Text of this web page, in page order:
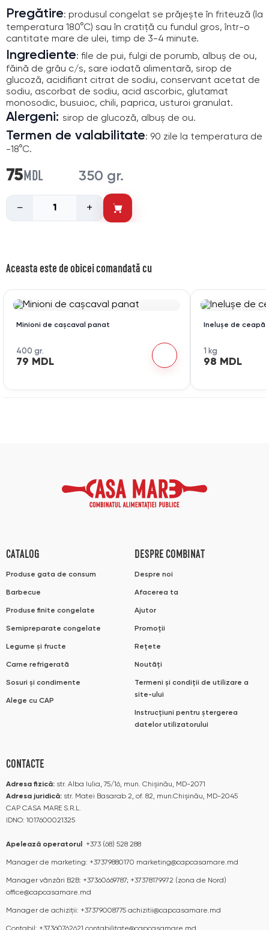
Pregătire: produsul congelat se prăjește în friteuză (la
temperatura 180°C) sau în cratiță cu fundul gros, într-o
cantitate mare de ulei, timp de 3-4 minute.
Ingrediente: file de pui, fulgi de porumb, albuș de ou,
făină de grâu c/s, sare iodată alimentară, sirop de
glucoză, acidifiant citrat de sodiu, conservant acetat de
sodiu, ascorbat de sodiu, acid ascorbic, glutamat
monosodic, busuioc, chili, paprica, usturoi granulat.
Alergeni: sirop de glucoză, albuș de ou.
Termen de valabilitate: 90 zile la temperatura de
-18°C.
75MDL 350 gr.
− +
Aceasta este de obicei comandată cu
Minioni de cașcaval panat
400 gr.
79 MDL
Inelușe de
1 kg
98 MDL
CATALOG
Produse gata de consum
Barbecue
Produse finite congelate
Semipreparate congelate
Legume și fructe
Carne refrigerată
Sosuri și condimente
Alege cu CAP
DESPRE COMBINAT
Despre noi
Afacerea ta
Ajutor
Promoții
Rețete
Noutăți
Termeni și condiții de utilizare a
site-ului
Instrucțiuni pentru ștergerea
datelor utilizatorului
CONTACTE
Adresa fizică: str. Alba Iulia, 75/16, mun. Chișinău, MD-2071
Adresa juridică: str. Matei Basarab 2, of. 82, mun.Chișinău, MD-2045
CAP CASA MARE S.R.L.
IDNO: 1017600021325
Apelează operatorul +373 (68) 528 288
Manager de marketing: +37379880170 marketing@capcasamare.md
Manager vânzări B2B: +37360669787; +37378179972 (zona de Nord)
office@capcasamare.md
Manager de achiziții: +37379008775 achizitii@capcasamare.md